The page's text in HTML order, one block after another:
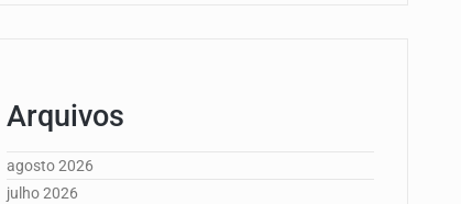
Arquivos
agosto 2026
julho 2026